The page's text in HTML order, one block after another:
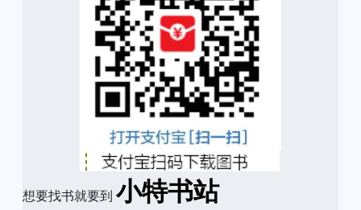
想要找书就要到 小特书站